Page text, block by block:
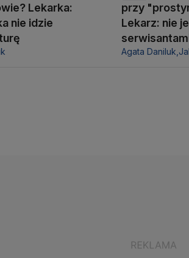
Lekarka:
nie idzie
przy
Lekarz: nie
Agata Daniluk,